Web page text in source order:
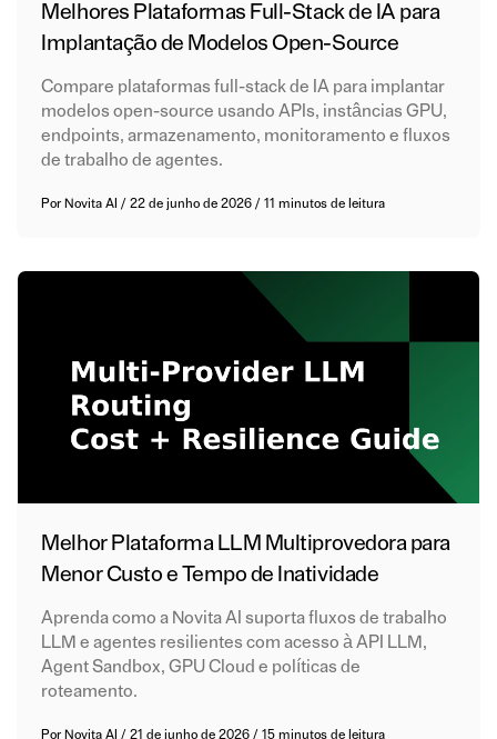
Melhores Plataformas Full-Stack de IA para
Implantação de Modelos Open-Source
Compare plataformas full-stack de IA para implantar
modelos open-source usando APIs, instâncias GPU,
endpoints, armazenamento, monitoramento e fluxos
de trabalho de agentes.
Por Novita AI /22 de junho de 2026/11 minutos de leitura
Melhor Plataforma LLM Multiprovedora para
Menor Custo e Tempo de Inatividade
Aprenda como a Novita AI suporta fluxos de trabalho
LLM e agentes resilientes com acesso à API LLM,
Agent Sandbox, GPU Cloud e políticas de
roteamento.
Por Novita AI /21 de junho de 2026/15 minutos de leitura